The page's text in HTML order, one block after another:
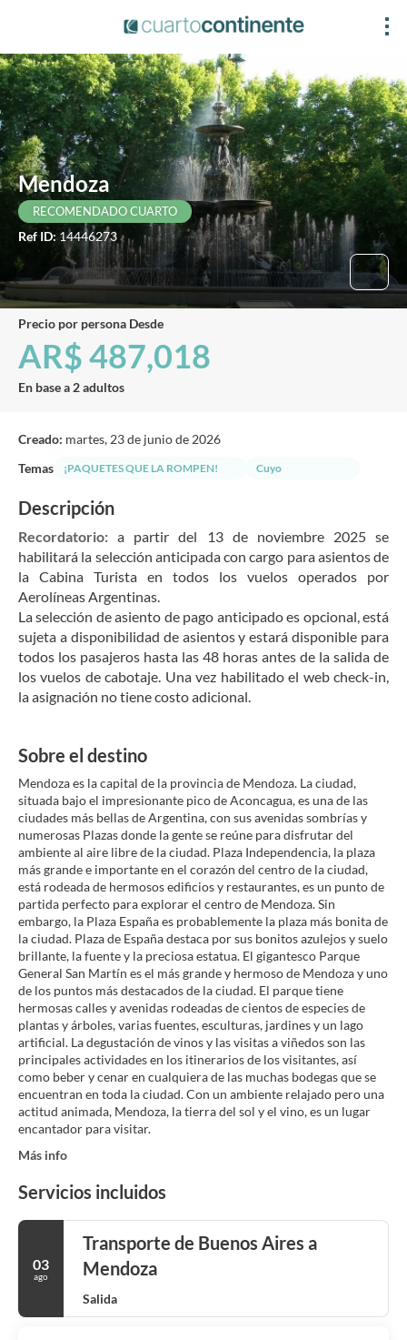
Mendoza
RECOMENDADO CUARTO
Ref ID:14446273
precio por persona Desde
AR$ 487,018
En base a 2 adultos
Creado: martes, 23 de junio de 2026
Temas
¡PAQUETES QUE LA ROMPEN! Cuyo
Descripción
Recordatorio: a partir del 13 de noviembre 2025 se
habilitará la selección anticipada con cargo para asientos de
la Cabina Turista en todos los vuelos operados por
Aerolíneas Argentinas.
La selección de asiento de pago anticipado es opcional, está
sujeta a disponibilidad de asientos y estará disponible para
todos los pasajeros hasta las 48 horas antes de la salida de
los vuelos de cabotaje. Una vez habilitado el web check-in,
la asignación no tiene costo adicional.
Sobre el destino
Mendoza es la capital de la provincia de Mendoza. La ciudad,
situada bajo el impresionante pico de Aconcagua, es una de las
ciudades más bellas de Argentina, con sus avenidas sombrías y
numerosas Plazas donde la gente se reúne para disfrutar del
ambiente al aire libre de la ciudad. Plaza Independencia, la plaza
más grande e importante en el corazón del centro de la ciudad,
está rodeada de hermosos edificios y restaurantes, es un punto de
partida perfecto para explorar el centro de Mendoza. Sin
embargo, la Plaza España es probablemente la plaza más bonita de
la ciudad. Plaza de España destaca por sus bonitos azulejos y suelo
brillante, la fuente y la preciosa estatua. El gigantesco Parque
General San Martín es el más grande y hermoso de Mendoza y uno
de los puntos más destacados de la ciudad. El parque tiene
hermosas calles y avenidas rodeadas de cientos de especies de
plantas y árboles, varias fuentes, esculturas, jardines y un lago
artificial. La degustación de vinos y las visitas a viñedos son las
principales actividades en los itinerarios de los visitantes, así
como beber y cenar en cualquiera de las muchas bodegas que se
encuentran en toda la ciudad. Con un ambiente relajado pero una
actitud animada, Mendoza, la tierra del sol y el vino, es un lugar
encantador para visitar.
Más info
Servicios incluidos
03
ago
Transporte de Buenos Aires a
Mendoza
Salida